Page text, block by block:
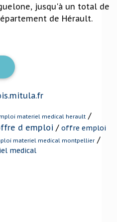
jusqu'à un total de
de Hérault.
materiel medical herault /
d emploi / offre emploi
materiel medical montpellier /
medical